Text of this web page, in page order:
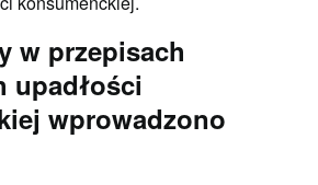
w przepisach
upadłości
wprowadzono